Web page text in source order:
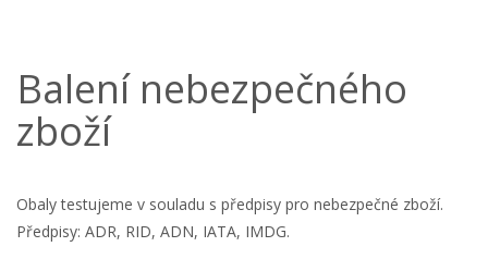
Balení nebezpečného
zboží
Obaly testujeme v souladu s předpisy pro nebezpečné zboží.
Předpisy: ADR, RID, ADN, IATA, IMDG.